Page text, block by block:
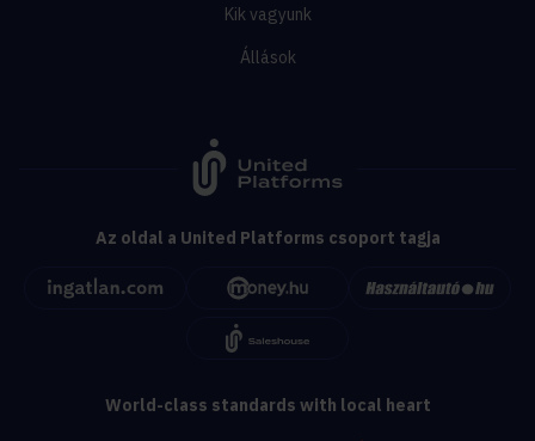
Kik vagyunk
Állások
Az oldal a United Platforms csoport tagja
World-class standards with local heart